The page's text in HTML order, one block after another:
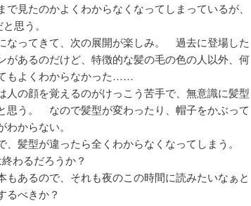
見たのかよくわからなくなってしまっているが、
思う。
なってきて、次の展開が楽しみ。 過去に登場した
があるのだけど、特徴的な髪の毛の色の人以外、何
もよくわからなかった……
人の顔を覚えるのがけっこう苦手で、無意識に髪型
思う。 なので髪型が変わったり、帽子をかぶって
からない。
、髪型が違ったら全くわからなくなってしまう。
わるだろうか？
もあるので、それも夜のこの時間に読みたいなぁと
るべきか？